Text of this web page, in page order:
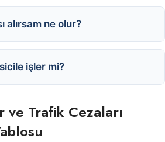
alırsam ne olur?
işler mi?
ve Trafik Cezaları